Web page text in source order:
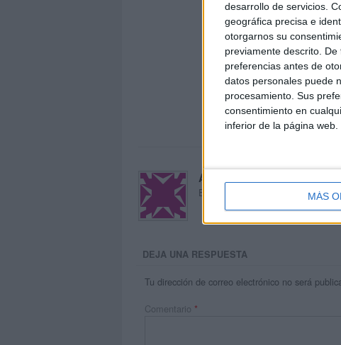
desarrollo de servicios.
geográfica precisa e
otorgarnos su
previamente descrito.
preferencias antes de
datos personales puede
procesamiento. Sus
consentimiento en
inferior de la página web.
MÁS
Acerca de María Olivares
El autor no ha proporcionado
DEJA UNA RESPUESTA
Tu dirección de correo electrónico no será
Comentario *